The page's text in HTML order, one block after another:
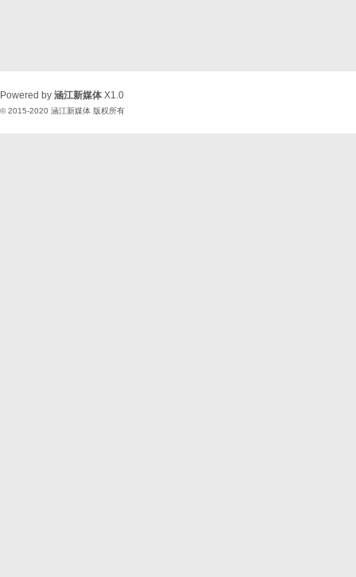
Powered by 涵江新媒体 X1.0
© 2015-2020 涵江新媒体 版权所有